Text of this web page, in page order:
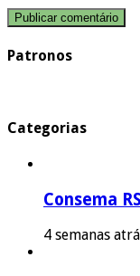
Patronos
Categorias
Consema
4 semanas